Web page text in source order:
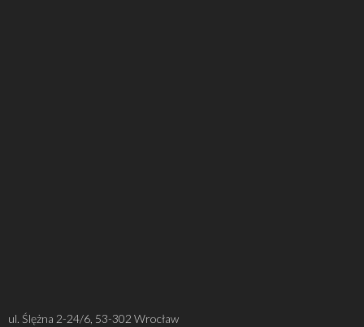
ul. Ślężna 2-24/6, 53-302 Wrocław